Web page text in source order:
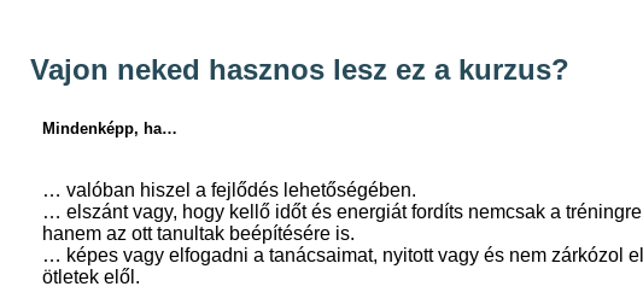
Vajon neked hasznos lesz ez a kurzus?
Mindenképp, ha…
… valóban hiszel a fejlődés lehetőségében.
… elszánt vagy, hogy kellő időt és energiát fordíts nemcsak a
hanem az ott tanultak beépítésére is.
… képes vagy elfogadni a tanácsaimat, nyitott vagy és nem zárkózol
ötletek elől.